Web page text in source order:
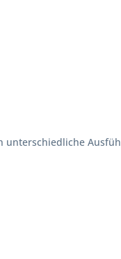
unterschiedliche